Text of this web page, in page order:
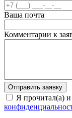
Ваша почта
Комментарии к
Я прочитал(а) и